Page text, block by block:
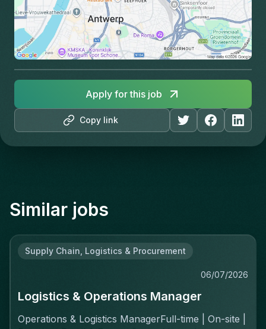
Copy link
Apply for this job
Similar jobs
Supply Chain, Logistics & Procurement
06/07/2026
Logistics & Operations Manager
Operations & Logistics ManagerFull-time | On-site |